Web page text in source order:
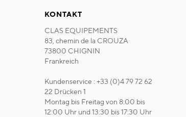
KONTAKT
CLAS EQUIPEMENTS
83, chemin de la CROUZA
73800 CHIGNIN
Frankreich
Kundenservice : +33 (0)4 79 72 62
22 Drücken 1
Montag bis Freitag von 8:00 bis
12:00 Uhr und 13:30 bis 17:30 Uhr